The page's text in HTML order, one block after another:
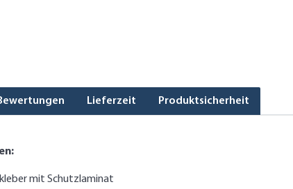
Lieferzeit Produktsicherheit
mit Schutzlaminat